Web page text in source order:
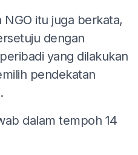
itu juga berkata,
dengan
yang dilakukan
pendekatan
dalam tempoh 14